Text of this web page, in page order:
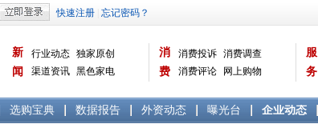
新
闻
行业动态 独家原创
渠道资讯 黑色家电
消
费
消费投诉 消费调查
消费评论
网上购物
曝光台
品牌关注
服
务
选购宝典 数据报告 外资动态 曝光台 企业动态